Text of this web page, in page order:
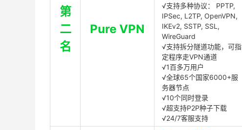
第
二
名
Pure VPN
√支持多种协议： PPTP,
IPSec, L2TP, OpenVPN,
IKEv2, SSTP, SSL,
WireGuard
√支持拆分隧道功能，可指
定程序走VPN通道
√1百多万用户
√全球65个国家6000+服
务器节点
√10个同时登录
√超支持P2P种子下载
√24/7客服支持